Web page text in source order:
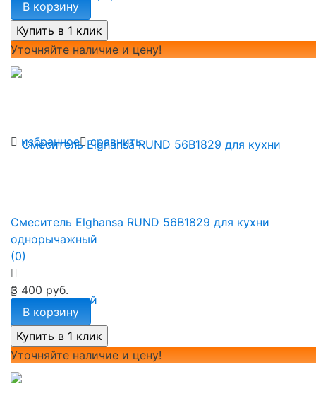
избранное сравнить
В корзину
Уточняйте наличие и цену!
Смеситель Elghansa RUND 56B1829 для кухни
однорычажный
(0)
3 400 руб.
В корзину
Уточняйте наличие и цену!